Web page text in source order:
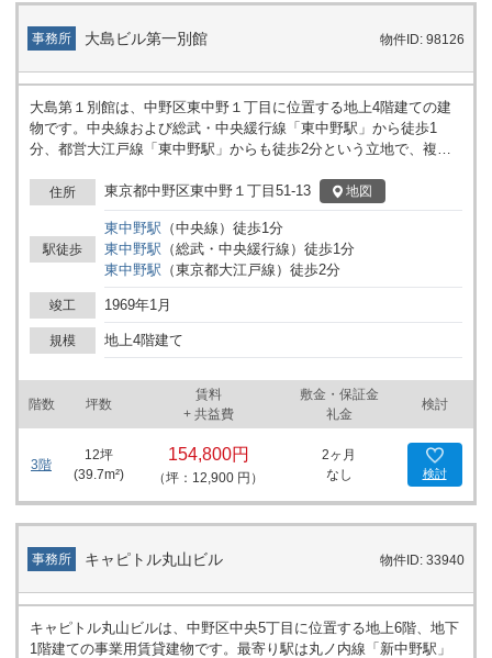
事務所 大島ビル第一別館 物件ID: 98126
大島第１別館は、中野区東中野１丁目に位置する地上4階建ての建
物です。中央線および総武・中央緩行線「東中野駅」から徒歩1
分、都営大江戸線「東中野駅」からも徒歩2分という立地で、複数
や従業員の移動もしやすい環境が整っています。 本建物は、周辺に
多様な商業施設や飲食店が集まるエリアにあり、街の活気とともに
事業活動を行うことが可能です。地上4階の構成は規模や用途に応
じてフロアの利用計画を立てやすく、事務所や事業所としての導入
を検討しやすい造りとなっています。 都心エリアへのアクセスも考
慮できる立地でありながら、落ち着いた街並みに調和した建物で
す。事業の拠点となる場所をお探しの法人様にとって、多様な利用
住所 東京都中野区東中野１丁目51-13 地図
駅徒歩
東中野駅 （中央線 ） 徒歩1分
東中野駅 （総武・中央緩行線 ） 徒歩1分
東中野駅 （東京都大江戸線 ） 徒歩2分
竣工 1969年1月
規模 地上4階建て
階数 坪数
賃料
+ 共益費
敷金・保証金
礼金
検討
3階
12坪
(39.7m²)
154,800円
（坪：12,900 円）
2ヶ月
なし
検討
事務所 キャピトル丸山ビル 物件ID: 33940
キャピトル丸山ビルは、中野区中央5丁目に位置する地上6階、地下
1階建ての事業用賃貸建物です。最寄り駅は丸ノ内線「新中野駅」